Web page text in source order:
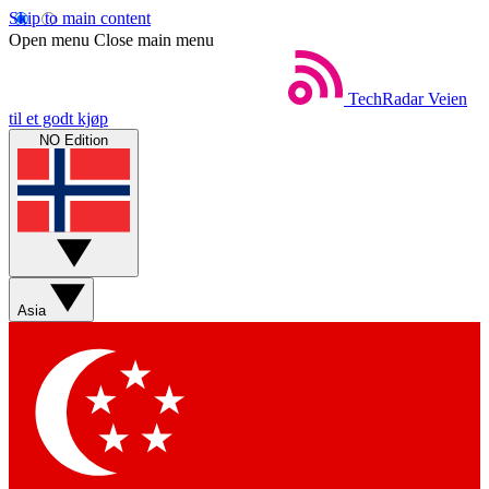
Skip to main content
Open menu Close main menu
TechRadar Veien
til et godt kjøp
NO Edition
Asia